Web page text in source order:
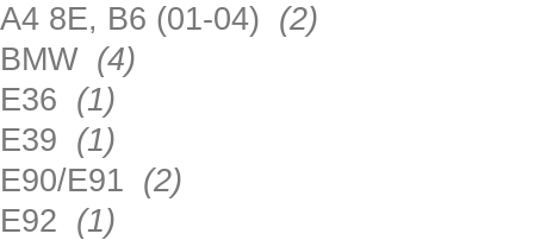
A4 8E, B6 (01-04) (2)
BMW (4)
E36 (1)
E39 (1)
E90/E91 (2)
E92 (1)